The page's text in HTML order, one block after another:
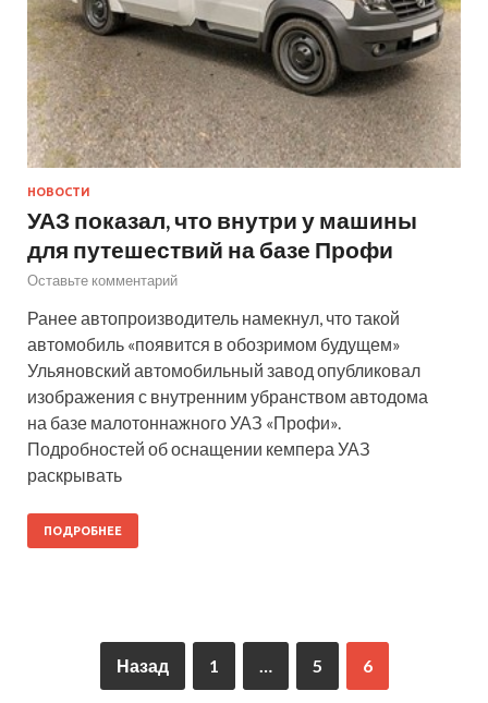
НОВОСТИ
УАЗ показал, что внутри у машины
для путешествий на базе Профи
Оставьте комментарий
Ранее автопроизводитель намекнул, что такой
автомобиль «появится в обозримом будущем»
Ульяновский автомобильный завод опубликовал
изображения с внутренним убранством автодома
на базе малотоннажного УАЗ «Профи».
Подробностей об оснащении кемпера УАЗ
раскрывать
ПОДРОБНЕЕ
Назад 1 … 5 6